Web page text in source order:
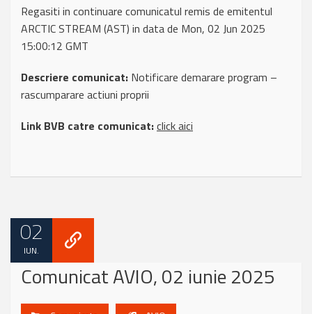
Regasiti in continuare comunicatul remis de emitentul
ARCTIC STREAM (AST) in data de Mon, 02 Jun 2025
15:00:12 GMT
Descriere comunicat: Notificare demarare program –
rascumparare actiuni proprii
Link BVB catre comunicat:click aici
02
IUN.
Comunicat AVIO, 02 iunie 2025